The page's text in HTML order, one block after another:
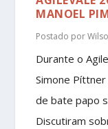
MANOEL
Postado por
Durante o
Simone
de bate papo
Discutiram